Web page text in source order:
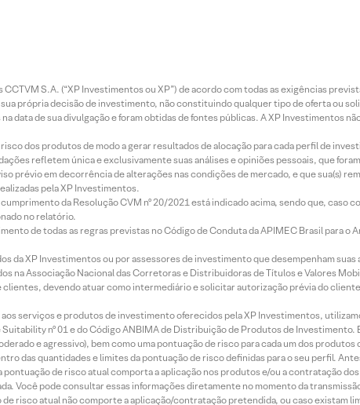
S.A. (“XP Investimentos ou XP”) de acordo com todas as exigências
própria decisão de investimento, não constituindo qualquer tipo de oferta ou
data de sua divulgação e foram obtidas de fontes públicas. A XP Investimentos
dos produtos de modo a gerar resultados de alocação para cada perfil de
refletem única e exclusivamente suas análises e opiniões pessoais, que
prévio em decorrência de alterações nas condições de mercado, e que sua(s)
pela XP Investimentos.
da Resolução CVM nº 20/2021 está indicado acima, sendo que, caso
no relatório.
de todas as regras previstas no Código de Conduta da APIMEC Brasil para o
da XP Investimentos ou por assessores de investimento que desempenham suas
na Associação Nacional das Corretoras e Distribuidoras de Títulos e Valores
devendo atuar como intermediário e solicitar autorização prévia do
serviços e produtos de investimento oferecidos pela XP Investimentos,
nº 01 e do Código ANBIMA de Distribuição de Produtos de
e agressivo), bem como uma pontuação de risco para cada um dos
das quantidades e limites da pontuação de risco definidas para o seu perfil.
de risco atual comporta a aplicação nos produtos e/ou a contratação
Você pode consultar essas informações diretamente no momento da
risco atual não comporte a aplicação/contratação pretendida, ou caso existam